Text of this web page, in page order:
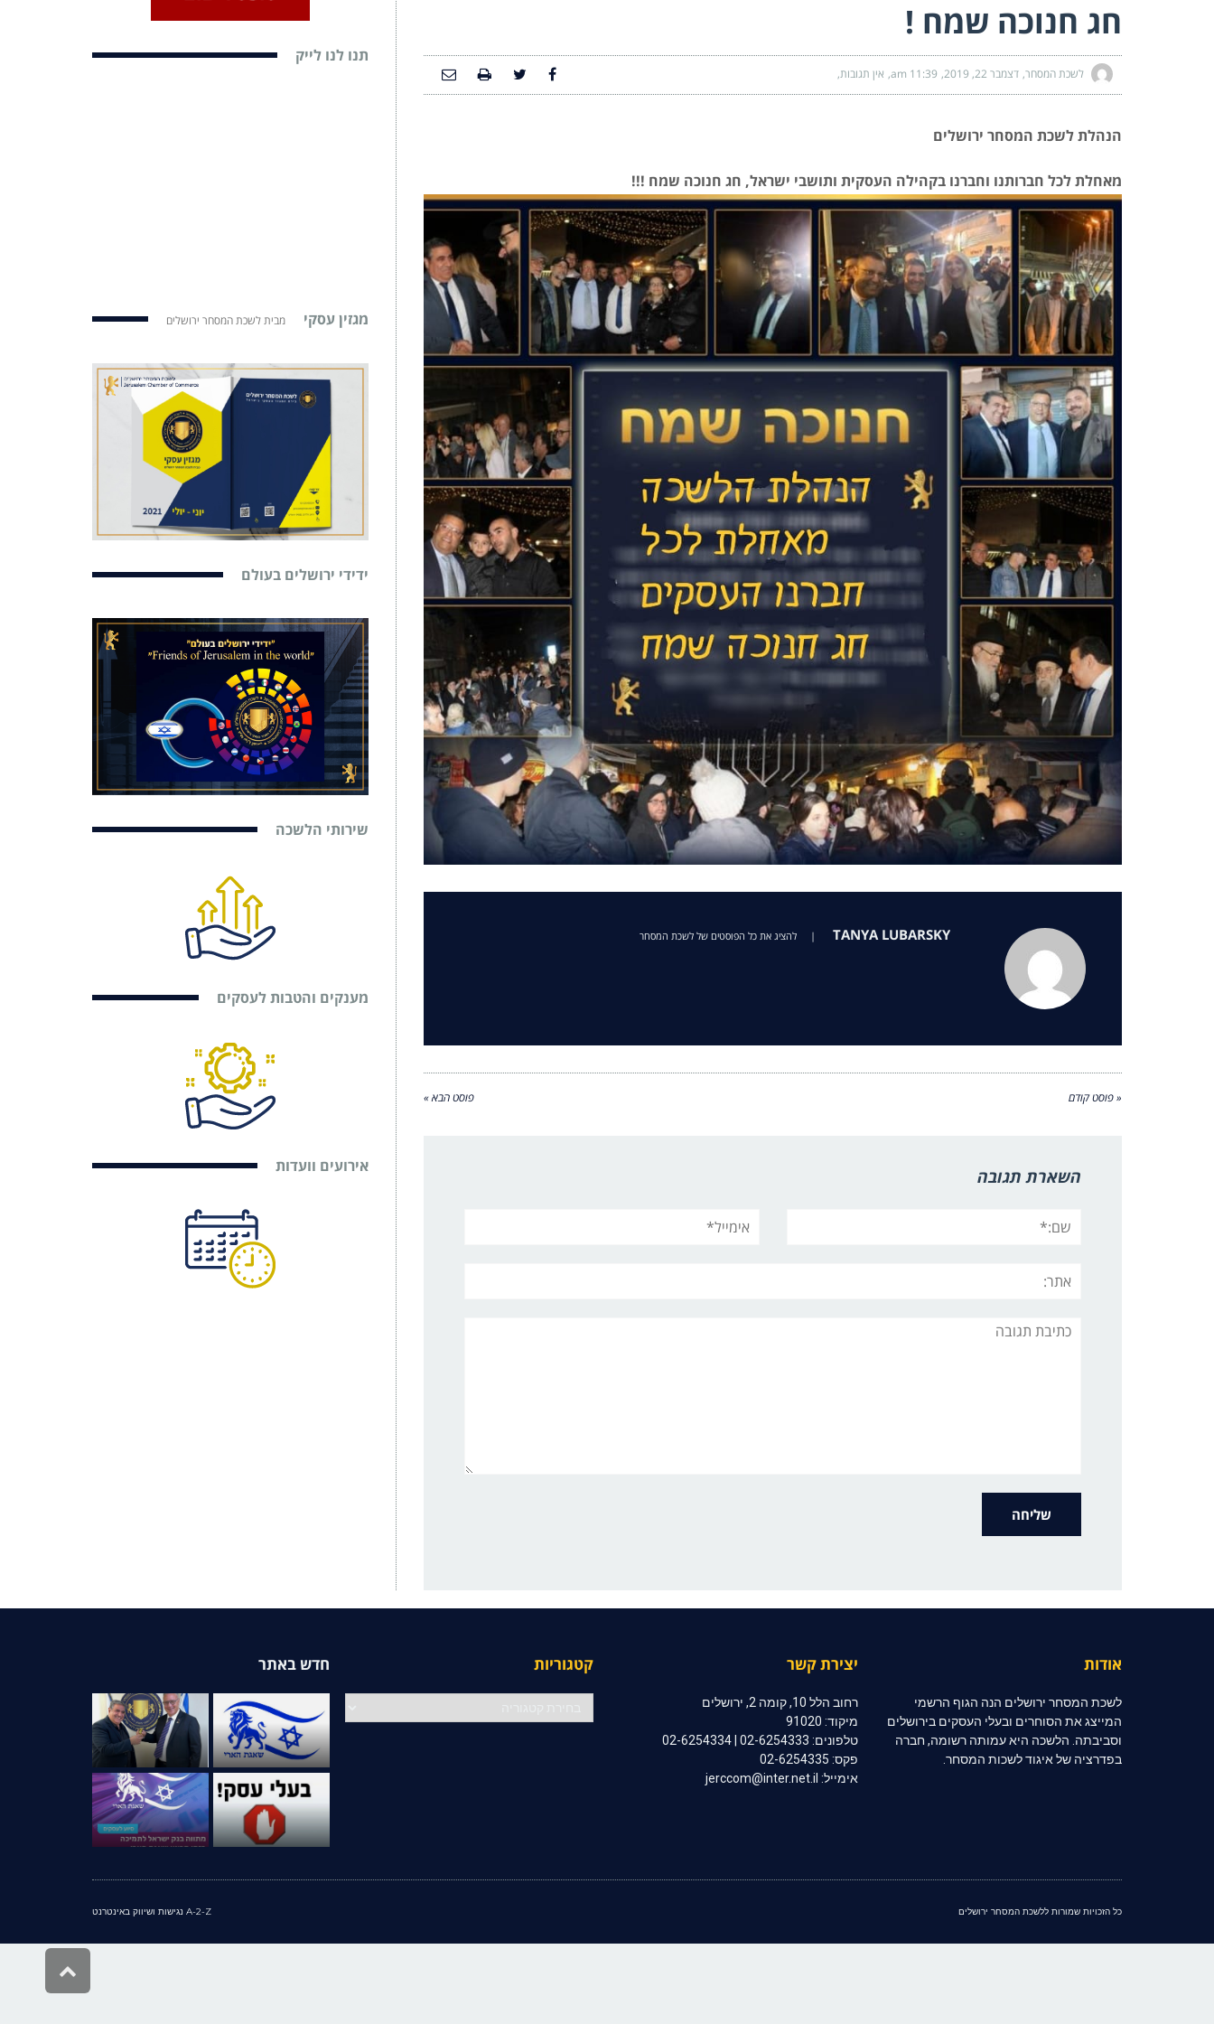
חג חנוכה שמח !
לשכת המסחר דצמבר 22, 2019 11:39 am אין תגובות
הנהלת לשכת המסחר ירושלים
מאחלת לכל חברותנו וחברנו בקהילה העסקית ותושבי ישראל, חג חנוכה שמח !!!
TANYA LUBARSKY
| להציג את כל הפוסטים של לשכת המסחר
« פוסט קודם פוסט הבא »
השארת תגובה
תגובה
תנו לנו לייק
מגזין עסקי מבית לשכת המסחר ירושלים
ידידי ירושלים בעולם
שירותי הלשכה
מענקים והטבות לעסקים
אירועים וועדות
אודות
לשכת המסחר ירושלים הנה הגוף הרשמי
המייצג את הסוחרים ובעלי העסקים בירושלים
וסביבתה. הלשכה היא עמותה רשומה, חברה
בפדרציה של איגוד לשכות המסחר.
יצירת קשר
רחוב הלל 10, קומה 2, ירושלים
מיקוד: 91020
טלפונים: 02-6254333 | 02-6254334
פקס: 02-6254335
אימייל: jerccom@inter.net.il
קטגוריות חדש באתר
A-2-Z נגישות ושיווק באינטרנט כל הזכויות שמורות ללשכת המסחר ירושלים
גלילה
לראש